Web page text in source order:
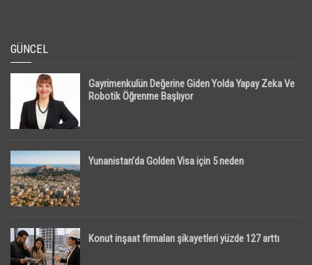
GÜNCEL
Gayrimenkulün Değerine Giden Yolda Yapay Zeka Ve
Robotik Öğrenme Başlıyor
Yunanistan’da Golden Visa için 5 neden
Konut inşaat firmaları şikayetleri yüzde 127 arttı